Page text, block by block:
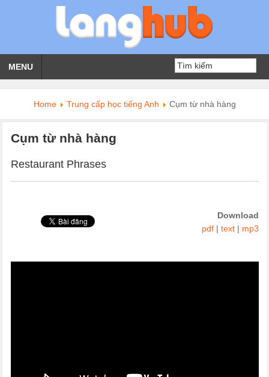
MENU
Home Trung cấp học tiếng Anh Cụm từ nhà hàng
Cụm từ nhà hàng
Restaurant Phrases
Download
pdf| text| mp3